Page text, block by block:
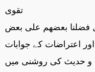
تقوی
فضلنا بعضھم علی بعض
اعتراضات کے جوابات
و حدیث کی روشنی میں